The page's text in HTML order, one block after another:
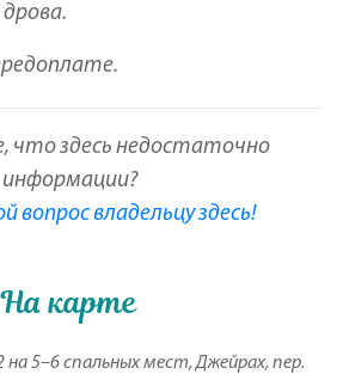
что здесь недостаточно
информации?
вопрос владельцу здесь!
На карте
5–6 спальных мест, Джейрах, пер.